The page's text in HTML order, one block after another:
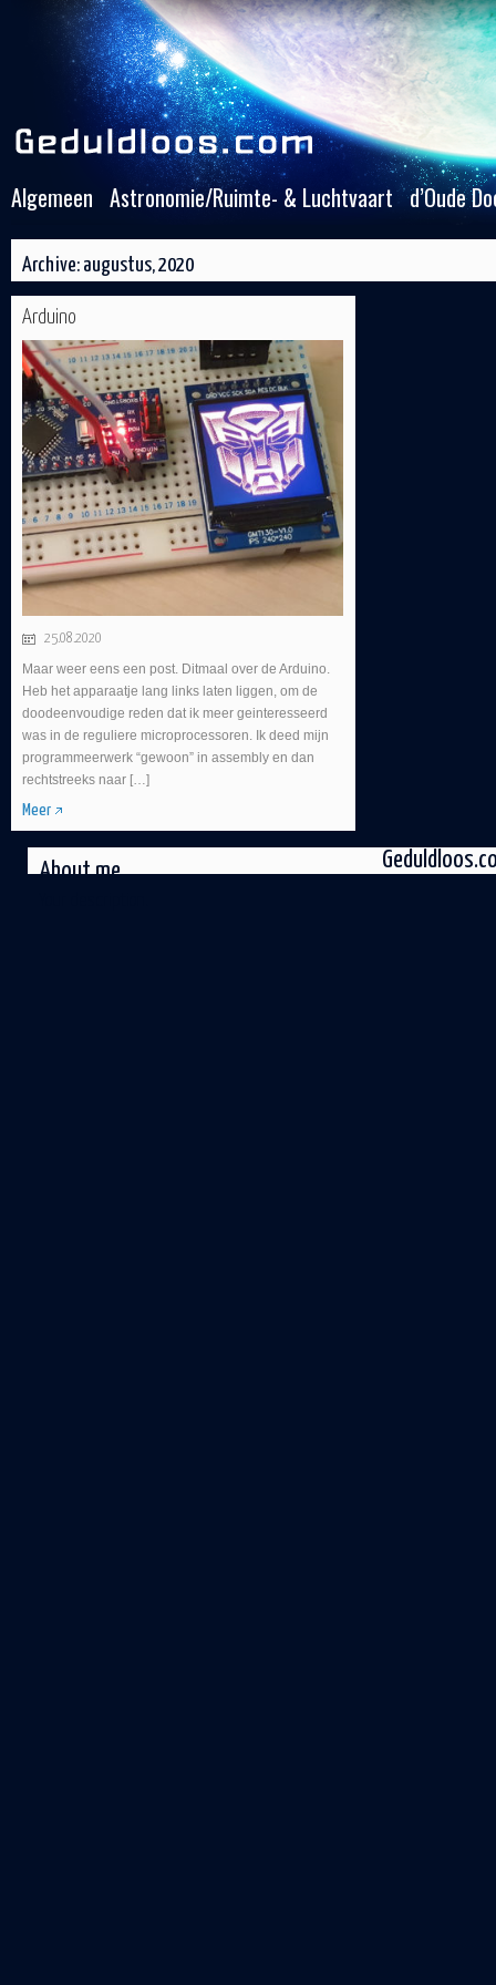
Algemeen Astronomie/Ruimte- & Luchtvaart d’Oude
Archive: augustus, 2020
Arduino
25.08.2020
Maar weer eens een post. Ditmaal over de Arduino.
Heb het apparaatje lang links laten liggen, om de
doodeenvoudige reden dat ik meer geinteresseerd
was in de reguliere microprocessoren. Ik deed mijn
programmeerwerk “gewoon” in assembly en dan
rechtstreeks naar […]
Meer
About me